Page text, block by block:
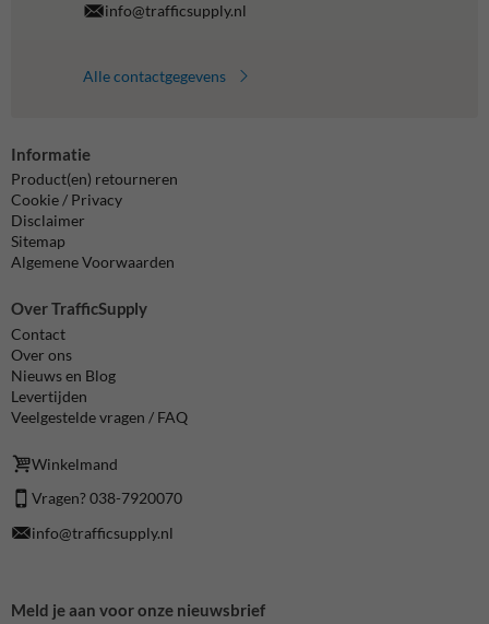
info@trafficsupply.nl
Alle contactgegevens
Informatie
Product(en) retourneren
Cookie / Privacy
Disclaimer
Sitemap
Algemene Voorwaarden
Over TrafficSupply
Contact
Over ons
Nieuws en Blog
Levertijden
Veelgestelde vragen / FAQ
Winkelmand
Vragen? 038-7920070
info@trafficsupply.nl
Meld je aan voor onze nieuwsbrief